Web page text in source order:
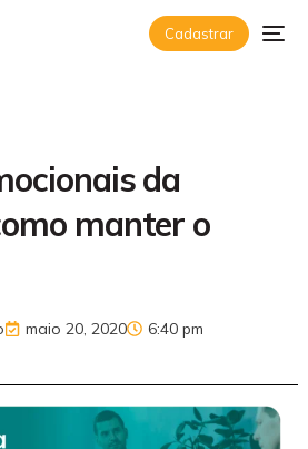
Cadastrar
da
manter o
maio 20, 2020
6:40 pm